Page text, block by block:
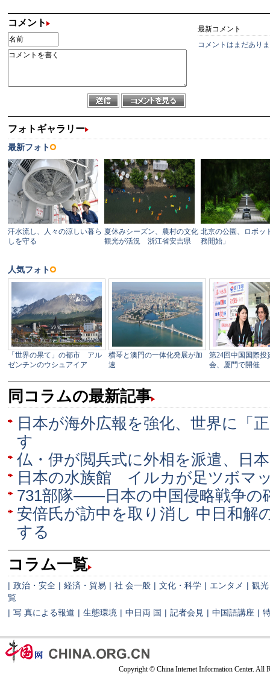
コメント
最新コメント
コメントはまだあり
同コラムの最新記事
日本が海外広報を強化、世界に「
す
仏・伊が閲兵式に外相を派遣、日
日本の水族館 イルカが足ツボマ
731部隊――日本の中国侵略戦争の
安倍氏が訪中を取り消し 中日和解
する
コラム一覧
| 政治・安全 | 経済・貿易 | 社 会一般 | 文化・科学 | エンタメ | 観光
覧
| 写 真による報道 | 生態環境 | 中日両 国 | 記者会見 | 中国語講座 |